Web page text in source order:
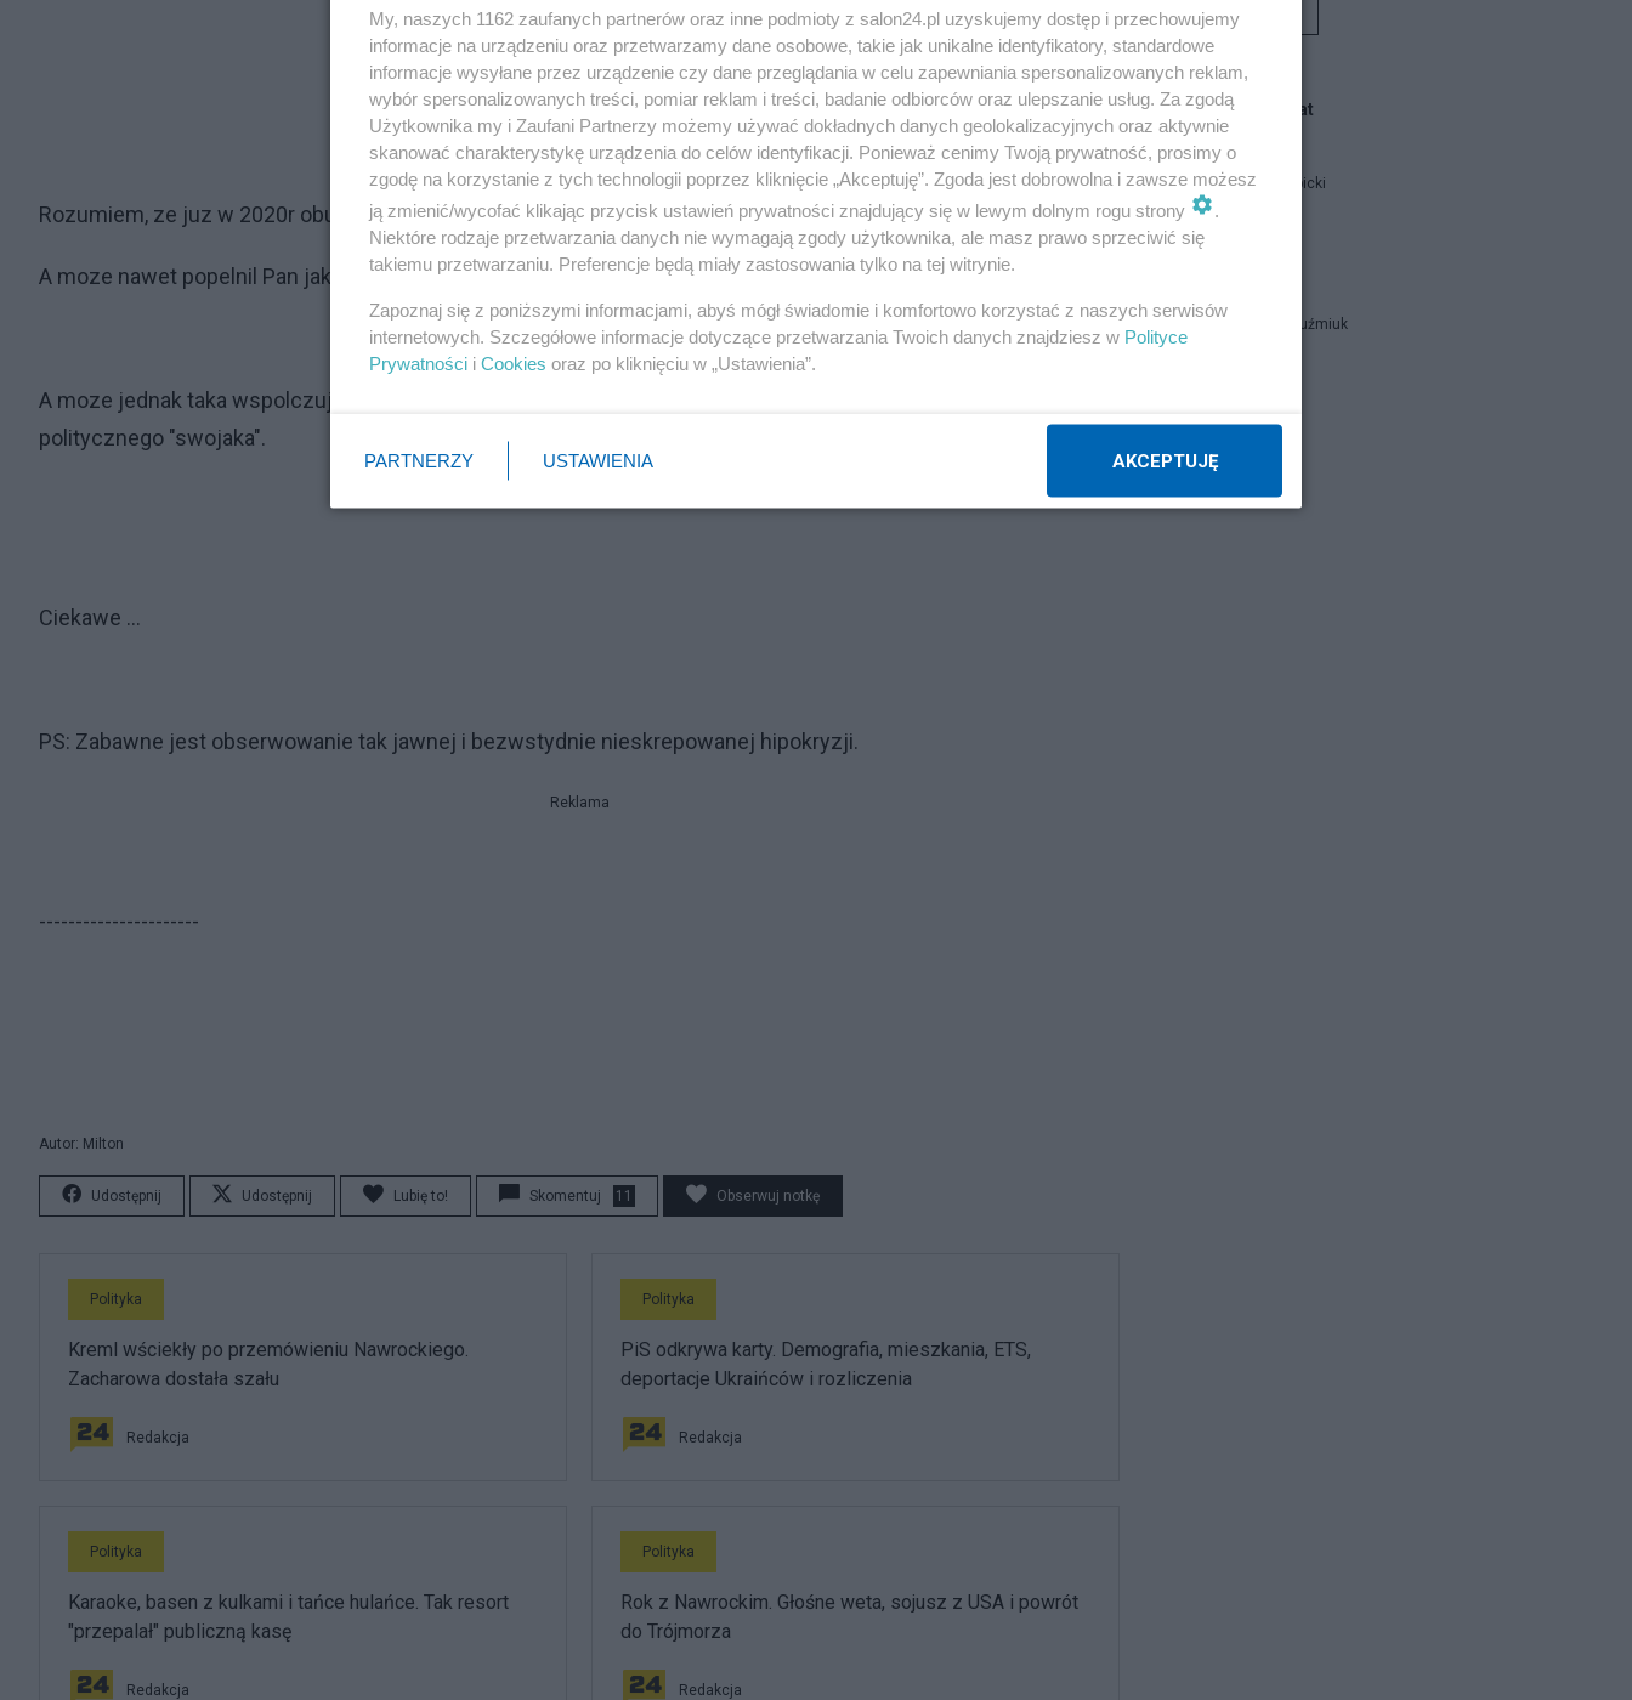
Reklama
Rozumiem, ze juz w 2020r oburzal sie Pan losem zgotowanym przez PiS-iacka prokurature mezow p. Ogorek.
A moze nawet popelnil Pan jakas notke na ten temat!
A moze jednak taka wspolczujaca refleksja naszla Pana dopiero wtedy, gdy podobna "przygoda" mialaby spotkac
politycznego "swojaka".
Ciekawe ...
PS: Zabawne jest obserwowanie tak jawnej i bezwstydnie nieskrepowanej hipokryzji.
Reklama
----------------------
Autor: Milton
Udostępnij Udostępnij Lubię to! Skomentuj 11 Obserwuj notkę
Polityka
Kreml wściekły po przemówieniu Nawrockiego.
Zacharowa dostała szału
Redakcja
Polityka
PiS odkrywa karty. Demografia, mieszkania, ETS,
deportacje Ukraińców i rozliczenia
Redakcja
Polityka
Karaoke, basen z kulkami i tańce hulańce. Tak resort
"przepalał" publiczną kasę
Redakcja
Polityka
Rok z Nawrockim. Głośne weta, sojusz z USA i powrót
do Trójmorza
Redakcja
Rafał Woś
Blogi na ten temat
Jan Filip Libicki
Zbigniew Kuźmiuk
My, naszych 1162 zaufanych partnerów oraz inne podmioty z salon24.pl uzyskujemy dostęp i przechowujemy
informacje na urządzeniu oraz przetwarzamy dane osobowe, takie jak unikalne identyfikatory, standardowe
informacje wysyłane przez urządzenie czy dane przeglądania w celu zapewniania spersonalizowanych reklam,
wybór spersonalizowanych treści, pomiar reklam i treści, badanie odbiorców oraz ulepszanie usług. Za zgodą
Użytkownika my i Zaufani Partnerzy możemy używać dokładnych danych geolokalizacyjnych oraz aktywnie
skanować charakterystykę urządzenia do celów identyfikacji. Ponieważ cenimy Twoją prywatność, prosimy o
zgodę na korzystanie z tych technologii poprzez kliknięcie „Akceptuję”. Zgoda jest dobrowolna i zawsze możesz
ją zmienić/wycofać klikając przycisk ustawień prywatności znajdujący się w lewym dolnym rogu strony
.
Niektóre rodzaje przetwarzania danych nie wymagają zgody użytkownika, ale masz prawo sprzeciwić się
takiemu przetwarzaniu. Preferencje będą miały zastosowania tylko na tej witrynie.
Zapoznaj się z poniższymi informacjami, abyś mógł świadomie i komfortowo korzystać z naszych serwisów
internetowych. Szczegółowe informacje dotyczące przetwarzania Twoich danych znajdziesz w Polityce
Prywatności i Cookies oraz po kliknięciu w „Ustawienia”.
PARTNERZY USTAWIENIA AKCEPTUJĘ